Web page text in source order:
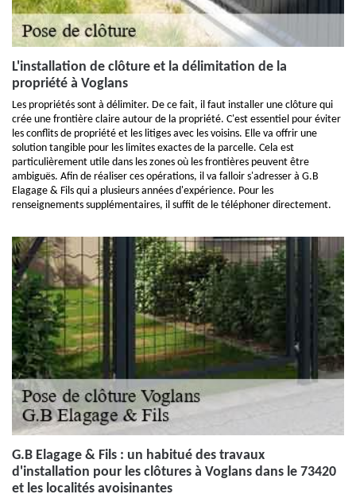
L'installation de clôture et la délimitation de la
propriété à Voglans
Les propriétés sont à délimiter. De ce fait, il faut installer une clôture qui
crée une frontière claire autour de la propriété. C'est essentiel pour éviter
les conflits de propriété et les litiges avec les voisins. Elle va offrir une
solution tangible pour les limites exactes de la parcelle. Cela est
particulièrement utile dans les zones où les frontières peuvent être
ambiguës. Afin de réaliser ces opérations, il va falloir s'adresser à G.B
Elagage & Fils qui a plusieurs années d'expérience. Pour les
renseignements supplémentaires, il suffit de le téléphoner directement.
G.B Elagage & Fils : un habitué des travaux
d'installation pour les clôtures à Voglans dans le 73420
et les localités avoisinantes